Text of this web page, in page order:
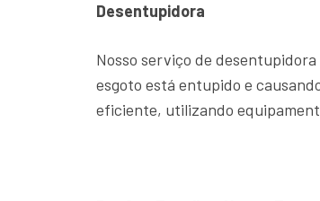
Desentupidora
Nosso serviço de
esgoto está entupido e
eficiente, utilizando